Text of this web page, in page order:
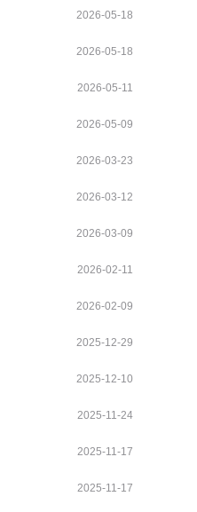
2026-05-18
2026-05-18
2026-05-11
2026-05-09
2026-03-23
2026-03-12
2026-03-09
2026-02-11
2026-02-09
2025-12-29
2025-12-10
2025-11-24
2025-11-17
2025-11-17